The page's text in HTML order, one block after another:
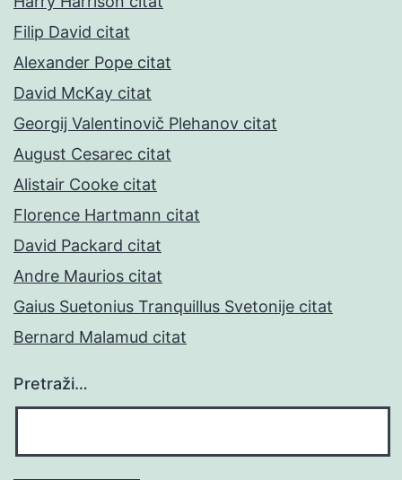
Filip David citat
Alexander Pope citat
David McKay citat
Georgij Valentinovič Plehanov citat
August Cesarec citat
Alistair Cooke citat
Florence Hartmann citat
David Packard citat
Andre Maurios citat
Gaius Suetonius Tranquillus Svetonije citat
Bernard Malamud citat
Pretraži…